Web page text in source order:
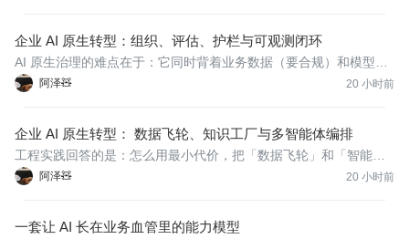
企业 AI 原生转型：组织、评估、护栏与可观测闭环
阿泽🧸 20 小时前
AI 原生治理的难点在于：它同时背着业务数据（要合规）和模型数
据（要可复现）两本账。一旦向量库混入了未脱敏的个人信息，或
企业 AI 原生转型： 数据飞轮、知识工厂与多智能体编排
阿泽🧸 20 小时前
工程实践回答的是：怎么用最小代价，把「数据飞轮」和「智能体
编排」真正跑起来。这一篇不堆概念，只给可运行的代码与可复用
一套让 AI 长在业务血管里的能力模型